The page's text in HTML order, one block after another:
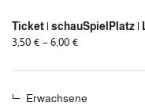
Unkategorisierte
Ticket | schauSpielPlatz |
von
bis
3,50 € – 6,00 €
Erwachsene